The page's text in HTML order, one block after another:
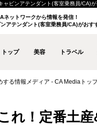
ビンアテンダント(客室乗務員/CA)
ネットワークから情報を発信！
アテンダント(客室乗務員/CA)がおす
トップ 美容 トラベル
る情報メディア - CA Mediaトッ
れ！定番土